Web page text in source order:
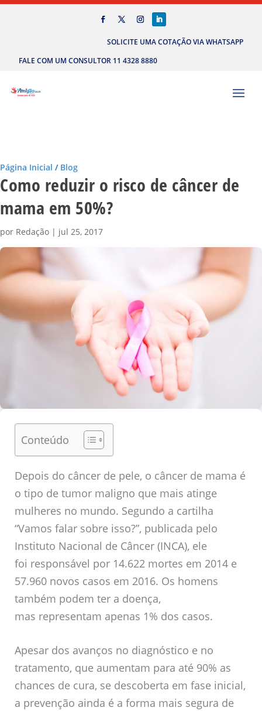
SOLICITE UMA COTAÇÃO VIA WHATSAPP
FALE COM UM CONSULTOR 11 4328 8880
Página Inicial / Blog
Como reduzir o risco de câncer de
mama em 50%?
por Redação | jul 25, 2017
Conteúdo
Depois do câncer de pele, o câncer de mama é
o tipo de tumor maligno que mais atinge
mulheres no mundo. Segundo a cartilha
“Vamos falar sobre isso?”, publicada pelo
Instituto Nacional de Câncer (INCA), ele
foi responsável por 14.622 mortes em 2014 e
57.960 novos casos em 2016. Os homens
também podem ter a doença,
mas representam apenas 1% dos casos.
Apesar dos avanços no diagnóstico e no
tratamento, que aumentam para até 90% as
chances de cura, se descoberta em fase inicial,
a prevenção ainda é a forma mais segura de